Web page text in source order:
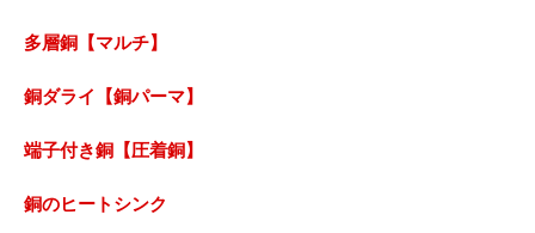
多層銅【マルチ】
銅ダライ【銅パーマ】
端子付き銅【圧着銅】
銅のヒートシンク